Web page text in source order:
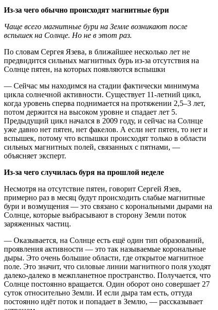
Из-за чего обычно происходят магнитные бури
Чаще всего магнитные бури на Земле возникают после
вспышек на Солнце. Но не в этот раз.
По словам Сергея Язева, в ближайшее несколько лет не
предвидится сильных магнитных бурь из-за отсутствия на
Солнце пятен, на которых появляются вспышки
— Сейчас мы находимся на стадии фактически минимума
цикла солнечной активности. Существует 11-летний цикл,
когда уровень сперва поднимается на протяжении 2,5–3 лет,
потом держится на высоком уровне и спадает лет 5.
Предыдущий цикл начался в 2009 году, и сейчас на Солнце
уже давно нет пятен, нет факелов. А если нет пятен, то нет и
вспышек, потому что вспышки происходят только в области
сильных магнитных полей, связанных с пятнами, —
объясняет эксперт.
Из-за чего случилась буря на прошлой неделе
Несмотря на отсутствие пятен, говорит Сергей Язев,
примерно раз в месяц будут происходить слабые магнитные
бури и возмущения — это связано с корональными дырами на
Солнце, которые выбрасывают в сторону Земли поток
заряженных частиц.
— Оказывается, на Солнце есть ещё один тип образований,
проявления активности — это так называемые корональные
дыры. Это очень большие области, где открытое магнитное
поле. Это значит, что силовые линии магнитного поля уходят
далеко-далеко в межпланетное пространство. Получается, что
Солнце постоянно вращается. Один оборот оно совершает 27
суток относительно Земли. И если дыра там есть, оттуда
постоянно идёт поток и попадает в Землю, — рассказывает